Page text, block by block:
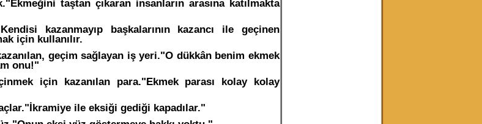
taştan çıkaran insanların arasına katılmakta
kazanmayıp başkalarının kazancı ile geçinen
için kullanılır.
geçim sağlayan iş yeri."O dükkân benim ekmek
onu!"
için kazanılan para."Ekmek parası kolay kolay
ile eksiği gediği kapadılar."